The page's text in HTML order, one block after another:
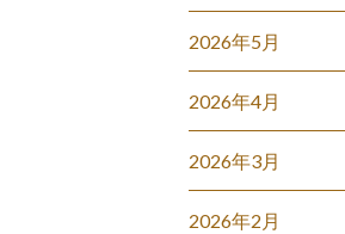
2026年5月
2026年4月
2026年3月
2026年2月